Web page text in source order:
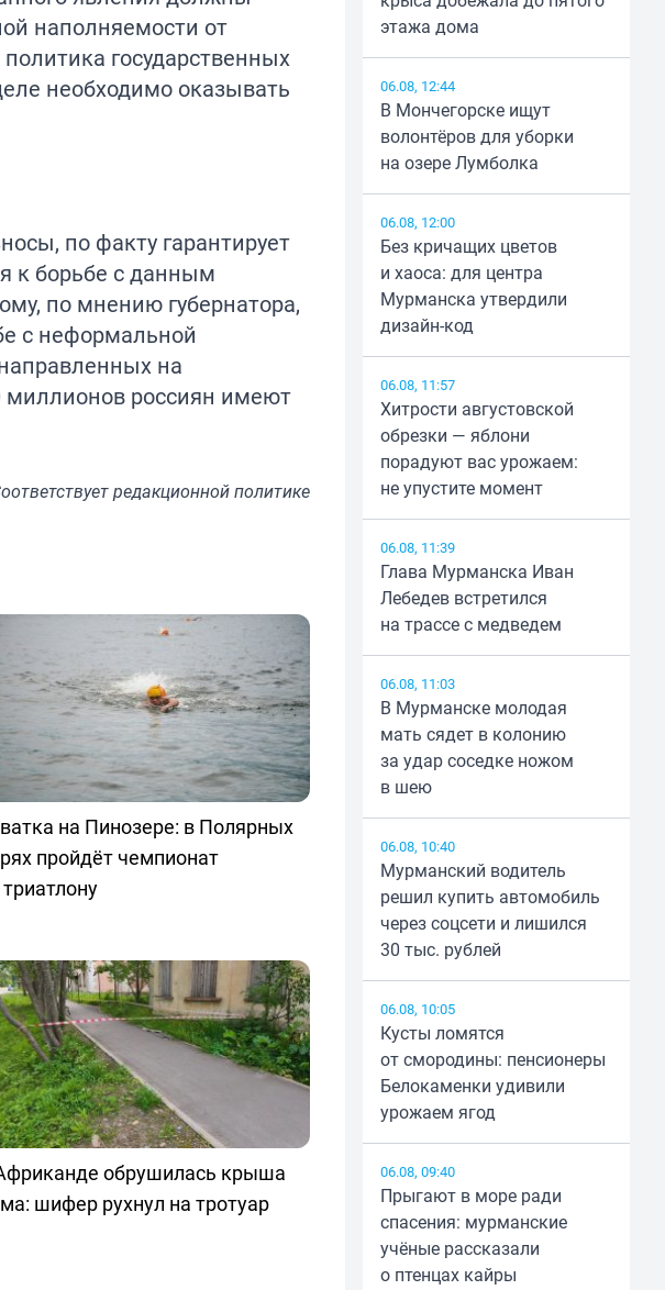
наполняемости от
государственных
необходимо оказывать
по факту гарантирует
к борьбе с данным
по мнению губернатора,
с неформальной
на
миллионов россиян имеют
редакционной политике
на Пинозере: в Полярных
пройдёт чемпионат
обрушилась крыша
шифер рухнул на тротуар
этажа дома
06.08, 12:44
В Мончегорске ищут
волонтёров для уборки
на озере Лумболка
06.08, 12:00
Без кричащих цветов
и хаоса: для центра
Мурманска утвердили
дизайн-код
06.08, 11:57
Хитрости августовской
обрезки — яблони
порадуют вас урожаем:
не упустите момент
06.08, 11:39
Глава Мурманска Иван
Лебедев встретился
на трассе с медведем
06.08, 11:03
В Мурманске молодая
мать сядет в колонию
за удар соседке ножом
в шею
06.08, 10:40
Мурманский водитель
решил купить автомобиль
через соцсети и лишился
30 тыс. рублей
06.08, 10:05
Кусты ломятся
от смородины: пенсионеры
Белокаменки удивили
урожаем ягод
06.08, 09:40
Прыгают в море ради
спасения: мурманские
учёные рассказали
о птенцах кайры